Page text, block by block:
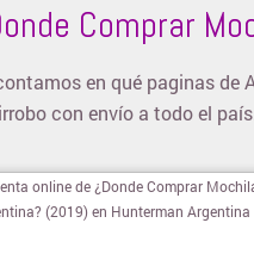
Comprar
en qué paginas de
con envío a todo el